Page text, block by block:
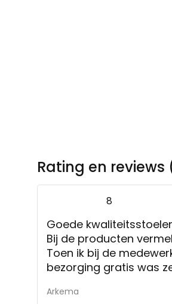
Rating en reviews
8
Goede
Bij de producten
Toen ik bij de
bezorging gratis was
bezorgkosten van 90
Arkema